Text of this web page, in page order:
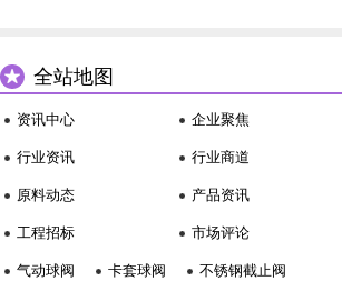
全站地图
资讯中心
行业资讯
原料动态
工程招标
企业聚焦
行业商道
产品资讯
市场评论
气动球阀 卡套球阀 不锈钢截止阀